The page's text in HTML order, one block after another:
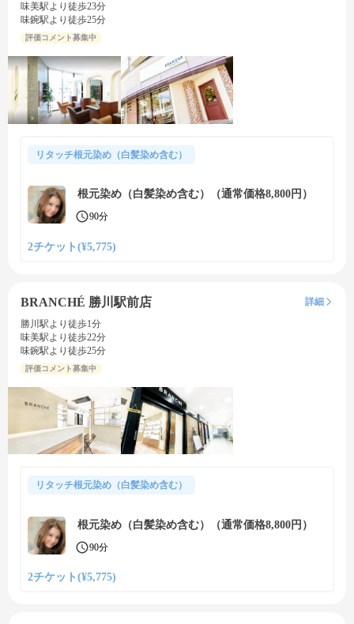
味美駅より徒歩23分
味鋺駅より徒歩25分
評価コメント募集中
リタッチ根元染め（白髪染め含む）
根元染め（白髪染め含む）（通常価格8,800円）
90分
2チケット(¥5,775)
BRANCHÉ 勝川駅前店
詳細
勝川駅より徒歩1分
味美駅より徒歩22分
味鋺駅より徒歩25分
評価コメント募集中
リタッチ根元染め（白髪染め含む）
根元染め（白髪染め含む）（通常価格8,800円）
90分
2チケット(¥5,775)